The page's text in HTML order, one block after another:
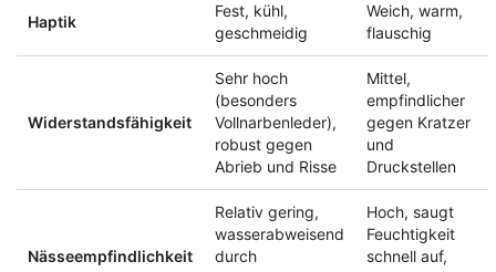
Haptik
Fest, kühl,
geschmeidig
Weich, warm,
flauschig
Widerstandsfähigkeit
Sehr hoch
(besonders
Vollnarbenleder),
robust gegen
Abrieb und Risse
Mittel,
empfindlicher
gegen Kratzer
und
Druckstellen
Nässeempfindlichkeit
Relativ gering,
wasserabweisend
durch
Hoch, saugt
Feuchtigkeit
schnell auf,